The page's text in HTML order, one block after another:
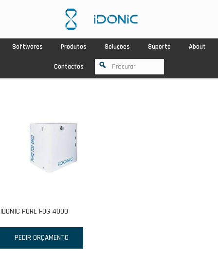
Softwares Produtos Soluções Suporte About
Contactos
IDONIC PURE FOG 4000
PEDIR ORÇAMENTO